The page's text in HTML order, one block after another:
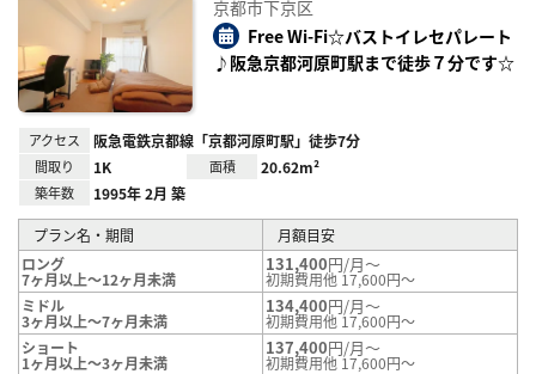
録
京都市下京区
Free Wi-Fi☆バストイレセパレート
♪阪急京都河原町駅まで徒歩７分です☆
アクセス 阪急電鉄京都線「京都河原町駅」徒歩7分
間取り 1K 面積 20.62m²
築年数 1995年 2月 築
プラン名・期間
月額目安
ロング
7ヶ月以上～12ヶ月未満
131,400円/月～
初期費用他 17,600円～
ミドル
3ヶ月以上～7ヶ月未満
134,400円/月～
初期費用他 17,600円～
ショート
1ヶ月以上～3ヶ月未満
137,400円/月～
初期費用他 17,600円～